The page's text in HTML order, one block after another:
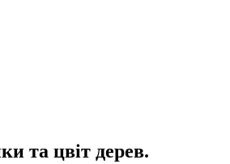
та цвіт дерев.